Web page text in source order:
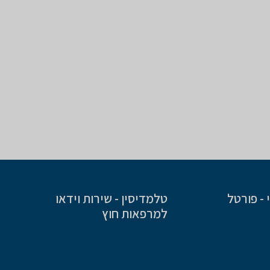
- פורטל
טלמדיסין - שירות וידאו
למרפאות חוץ